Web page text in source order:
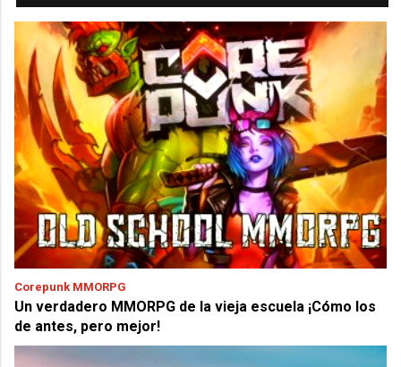
Corepunk MMORPG
Un verdadero MMORPG de la vieja escuela ¡Cómo los
de antes, pero mejor!